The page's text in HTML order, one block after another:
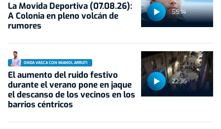
55:14
La Movida Deportiva (07.08.26):
A Colonia en pleno volcán de
rumores
22:36
ONDA VASCA CON IMANOL ARRUTI
El aumento del ruido festivo
durante el verano pone en jaque
el descanso de los vecinos en los
barrios céntricos